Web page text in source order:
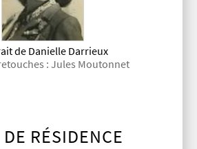
de Danielle Darrieux
: Jules Moutonnet
RÉSIDENCE